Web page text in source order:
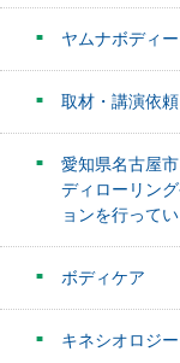
ヤムナボディ
取材・講演依頼
愛知県名古屋
ディローリン
ョンを行ってい
ボディケア
キネシオロジ